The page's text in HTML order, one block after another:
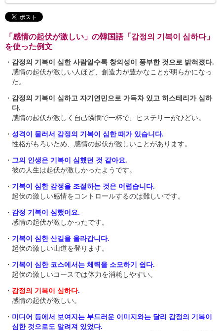
「感情の起伏が激しい」の韓国語「감정의 기복이 심하다」
を使った例文
・ 감정의 기복이 심한 사람일수록 창의성이 풍부한 것으로 밝혀졌다.
感情の起伏が激しい人ほど、創造力が豊かなことが明らかになっ
た。
・ 감정의 기복이 심하고 자기연민으로 가득차 있고 히스테리가 심하
다.
感情の起伏が激しく自己憐憫で一杯で、ヒステリーがひどい。
・ 성격이 물러서 감정의 기복이 심한 때가 있습니다.
性格がもろいため、感情の起伏が激しいことがあります。
・ 그의 인생은 기복이 심했던 것 같아요.
彼の人生は起伏が激しかったようです。
・ 기복이 심한 감정을 조절하는 것은 어렵습니다.
起伏の激しい感情をコントロールするのは難しいです。
・ 감정 기복이 심했어요.
感情の起伏が激しかったです。
・ 기복이 심한 산길을 올라갑니다.
起伏の激しい山道を登ります。
・ 기복이 심한 코스에서는 체력을 소모하기 쉽다.
起伏の激しいコースでは体力を消耗しやすい。
・ 감정의 기복이 심하다.
感情の起伏が激しい。
・ 미디어 등에서 보여지는 부드러운 이미지와는 달리 감정의 기복이
심한 것으로도 알려져 있었다.